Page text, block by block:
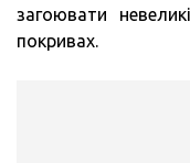
загоювати
покривах.